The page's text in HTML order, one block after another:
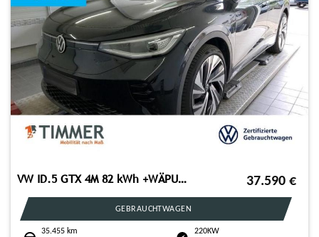
VW ID.5 GTX 4M 82 kWh +WÄPU +AHK +PANO +IQ.LIGHT +A 37.590 €
GEBRAUCHTWAGEN
35.455 km 220KW